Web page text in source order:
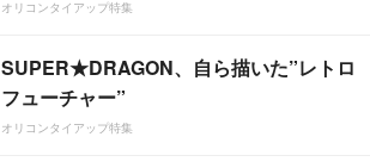
オリコンタイアップ特集
SUPER★DRAGON、自ら描いた”レトロ
フューチャー”
オリコンタイアップ特集